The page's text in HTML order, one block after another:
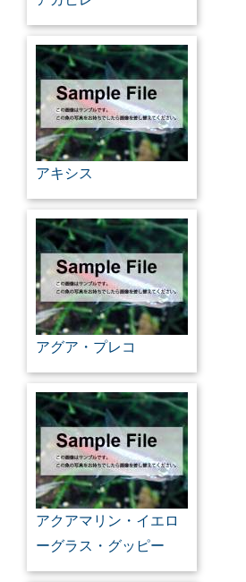
アキシス
アグア・プレコ
アクアマリン・イエロ
ーグラス・グッピー